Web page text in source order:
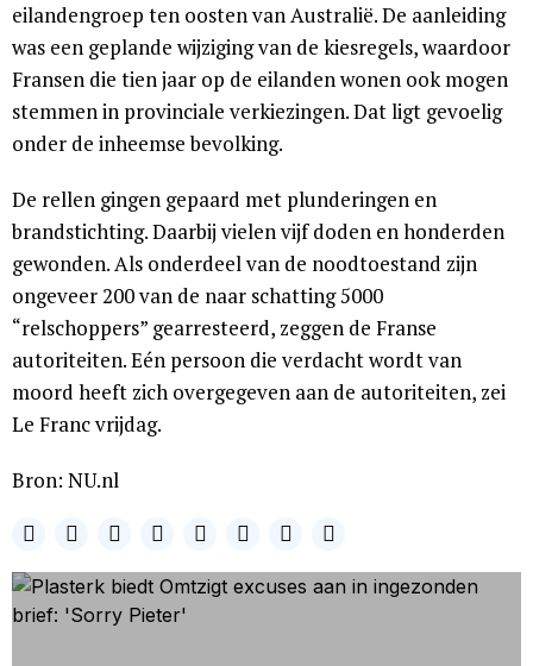
eilandengroep ten oosten van Australië. De aanleiding
was een geplande wijziging van de kiesregels, waardoor
Fransen die tien jaar op de eilanden wonen ook mogen
stemmen in provinciale verkiezingen. Dat ligt gevoelig
onder de inheemse bevolking.
De rellen gingen gepaard met plunderingen en
brandstichting. Daarbij vielen vijf doden en honderden
gewonden. Als onderdeel van de noodtoestand zijn
ongeveer 200 van de naar schatting 5000
“relschoppers” gearresteerd, zeggen de Franse
autoriteiten. Eén persoon die verdacht wordt van
moord heeft zich overgegeven aan de autoriteiten, zei
Le Franc vrijdag.
Bron: NU.nl